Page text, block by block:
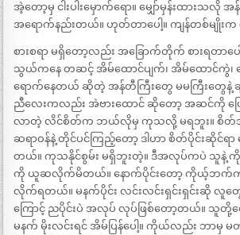
အဲ့တော့မှ ငါးပါးမှောက်ရော။ မျှော်မှန်းထားသ
အရောက်နည်းတယ်။ ဟုတ်တာပေါ့။ ကျန်တစ်မျိုး
စားစရာ မရှိတော့လည်း အခြောက်တိုက် စားရတ
သွယ်ကနေ တဆင့် အိမ်ထောင်ပျက်၊ အိမ်ထောင်ကွဲ၊
ရောက်နေတယ် ဆိုတဲ့ အန်တီကြီးတွေ မမကြီးတွေနဲ့
ညီလေးကလည်း အဲဗားထောင် ဆိုတော့ အဆင်ကို ပြ
လာတဲ့ လိင်စိတ်က ဘယ်လိုမှ ကုသလို့ မရဘူး။ စိတ်
ဆရာဝန်နဲ့ တိုင်ပင်ကြည့်တော့ ဒါဟာ စိတ်ပိုင်းဆိုင်ရာ
တယ်။ ကုသနိုင်စွမ်း မရှိဘူးတဲ့။ ဒီအလုပ်ကပဲ သူ
ကို ယူဆလိုက်မိတယ်။ နောက်ပိုင်းတော့ ကိုယ့်ဘက်
လိုက်ရတယ်။ မနက်ပိုင်း လင်းလင်းရှင်းရှင်းဆို
ကြောင့် ညပိုင်းပဲ အလုပ် လုပ်ဖြစ်တော့တယ်။ သူတို့
မနက် မိုးလင်းရင် အိမ်ပြန်ပေါ့။ ကိုယ်လည်း ဘာမှ